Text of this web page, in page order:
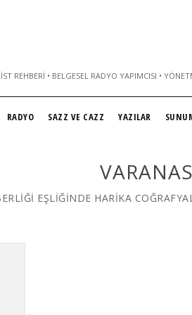
REHBERI • BELGESEL RADYO YAPIMCISI •
RADYO SAZZ VE CAZZ YAZILAR
EŞLİĞİNDE HARİKA